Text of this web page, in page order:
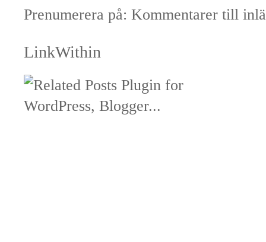
Prenumerera på: Kommentarer till
LinkWithin